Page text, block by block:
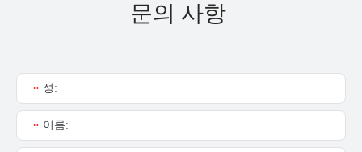
문의 사항
성:
*
이름:
*